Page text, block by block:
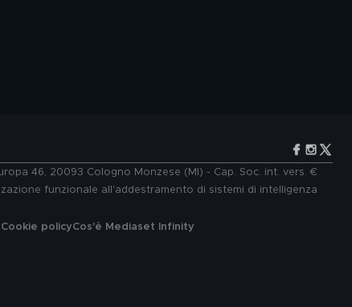
46, 20093 Cologno Monzese (MI) - Cap. Soc. int. vers. €
funzionale all'addestramento di sistemi di intelligenza
Cookie policyCos'è Mediaset Infinity